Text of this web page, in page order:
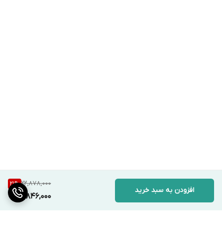
22,878,000
21%
17,846,000
افزودن به سبد خرید